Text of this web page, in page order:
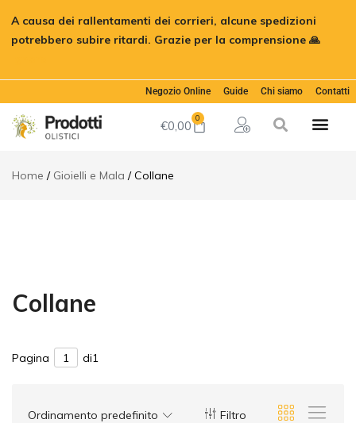
A causa dei rallentamenti dei corrieri, alcune spedizioni
potrebbero subire ritardi. Grazie per la comprensione 🙏
Negozio Online Guide Chi siamo Contatti
€0,00 0
Home Gioielli e Mala Collane
Collane
Pagina di1
Filtro
Ordinamento predefinito